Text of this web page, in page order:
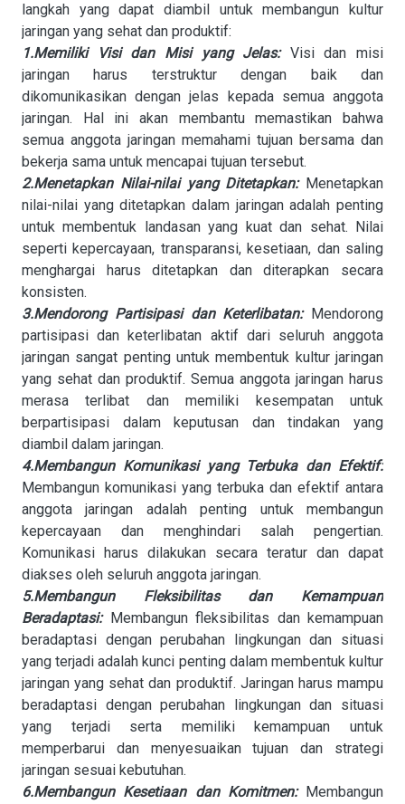
langkah yang dapat diambil untuk membangun kultur
jaringan yang sehat dan produktif:
1.Memiliki Visi dan Misi yang Jelas:Visi dan misi
jaringan harus terstruktur dengan baik dan
dikomunikasikan dengan jelas kepada semua anggota
jaringan. Hal ini akan membantu memastikan bahwa
semua anggota jaringan memahami tujuan bersama dan
bekerja sama untuk mencapai tujuan tersebut.
2.Menetapkan Nilai-nilai yang Ditetapkan:Menetapkan
nilai-nilai yang ditetapkan dalam jaringan adalah penting
untuk membentuk landasan yang kuat dan sehat. Nilai
seperti kepercayaan, transparansi, kesetiaan, dan saling
menghargai harus ditetapkan dan diterapkan secara
konsisten.
3.Mendorong Partisipasi dan Keterlibatan:Mendorong
partisipasi dan keterlibatan aktif dari seluruh anggota
jaringan sangat penting untuk membentuk kultur jaringan
yang sehat dan produktif. Semua anggota jaringan harus
merasa terlibat dan memiliki kesempatan untuk
berpartisipasi dalam keputusan dan tindakan yang
diambil dalam jaringan.
4.Membangun Komunikasi yang Terbuka dan Efektif:
Membangun komunikasi yang terbuka dan efektif antara
anggota jaringan adalah penting untuk membangun
kepercayaan dan menghindari salah pengertian.
Komunikasi harus dilakukan secara teratur dan dapat
diakses oleh seluruh anggota jaringan.
5.Membangun Fleksibilitas dan Kemampuan
Beradaptasi:Membangun fleksibilitas dan kemampuan
beradaptasi dengan perubahan lingkungan dan situasi
yang terjadi adalah kunci penting dalam membentuk kultur
jaringan yang sehat dan produktif. Jaringan harus mampu
beradaptasi dengan perubahan lingkungan dan situasi
yang terjadi serta memiliki kemampuan untuk
memperbarui dan menyesuaikan tujuan dan strategi
jaringan sesuai kebutuhan.
6.Membangun Kesetiaan dan Komitmen:Membangun